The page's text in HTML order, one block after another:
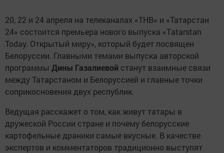
20, 22 и 24 апреля на телеканалах «ТНВ» и «Татарстан
24» состоится премьера нового выпуска «Тatarstan
Today. Открытый миру», который будет посвящен
Белоруссии. Главными темами выпуска авторской
программы Дины Газалиевой станут взаимные связи
между Татарстаном и Белоруссией и главные точки
соприкосновения двух республик.
Ведущая расскажет о том, как живут татары в
дружеской России стране и почему белорусские
картофельные драники самые вкусные. В качестве
экспертов и комментаторов традиционно выступят